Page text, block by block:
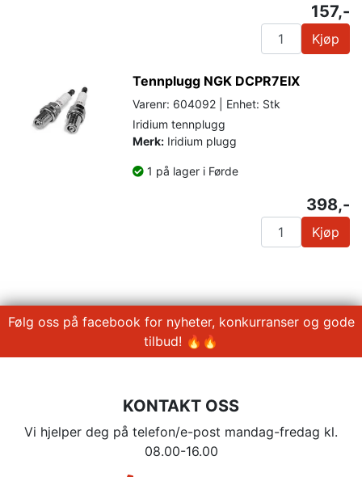
157,-
Kjøp
Tennplugg NGK DCPR7EIX
Varenr: 604092 | Enhet: Stk
Iridium tennplugg
Merk: Iridium plugg
1 på lager i Førde
398,-
Kjøp
Følg oss på facebook for nyheter, konkurranser og gode
tilbud! 🔥🔥
KONTAKT OSS
Vi hjelper deg på telefon/e-post mandag-fredag kl.
08.00-16.00